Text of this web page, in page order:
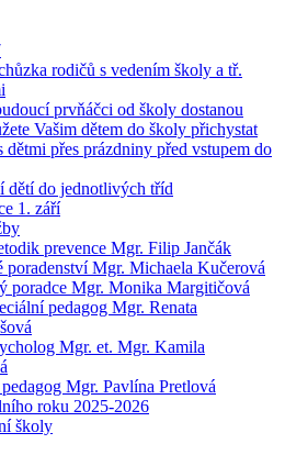
rodičů s vedením školy a tř.
prvňáčci od školy dostanou
Vašim dětem do školy přichystat
dětmi přes prázdniny před vstupem do
dětí do jednotlivých tříd
1. září
prevence Mgr. Filip Jančák
poradenství Mgr. Michaela Kučerová
poradce Mgr. Monika Margitičová
pedagog Mgr. Renata
Mgr. et. Mgr. Kamila
Mgr. Pavlína Pretlová
roku 2025-2026
školy